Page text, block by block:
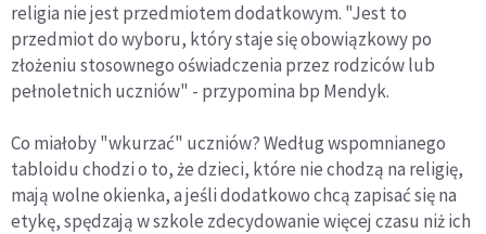
religia nie jest przedmiotem dodatkowym. "Jest to
przedmiot do wyboru, który staje się obowiązkowy po
złożeniu stosownego oświadczenia przez rodziców lub
pełnoletnich uczniów" - przypomina bp Mendyk.
Co miałoby "wkurzać" uczniów? Według wspomnianego
tabloidu chodzi o to, że dzieci, które nie chodzą na religię,
mają wolne okienka, a jeśli dodatkowo chcą zapisać się na
etykę, spędzają w szkole zdecydowanie więcej czasu niż ich